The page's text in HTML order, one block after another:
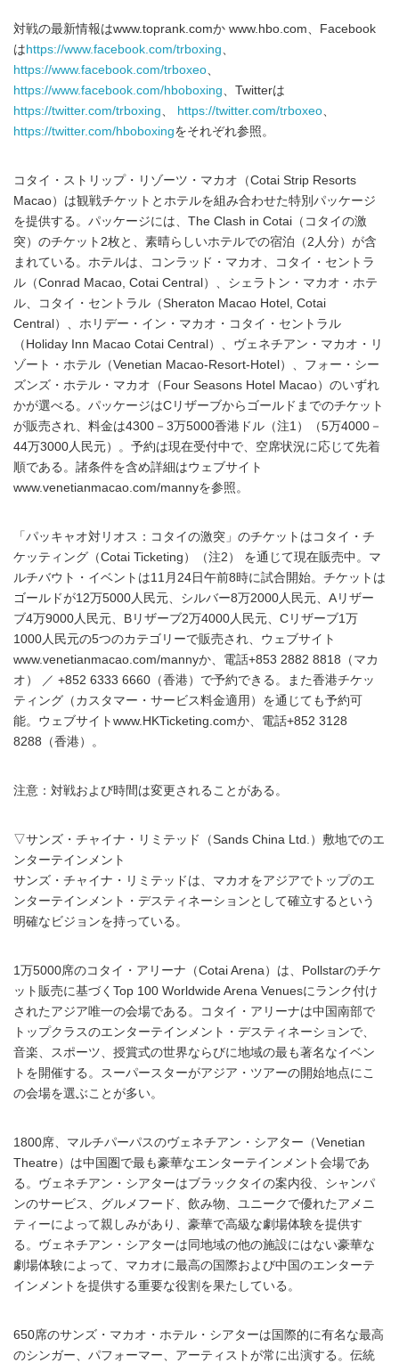
対戦の最新情報はwww.toprank.comか www.hbo.com、Facebook
は https://www.facebook.com/trboxing、
https://www.facebook.com/trboxeo、
https://www.facebook.com/hboboxing、Twitterは
https://twitter.com/trboxing、 https://twitter.com/trboxeo、
https://twitter.com/hboboxingをそれぞれ参照。
コタイ・ストリップ・リゾーツ・マカオ（Cotai Strip Resorts
Macao）は観戦チケットとホテルを組み合わせた特別パッケージ
を提供する。パッケージには、The Clash in Cotai（コタイの激
突）のチケット2枚と、素晴らしいホテルでの宿泊（2人分）が含
まれている。ホテルは、コンラッド・マカオ、コタイ・セントラ
ル（Conrad Macao, Cotai Central）、シェラトン・マカオ・ホテ
ル、コタイ・セントラル（Sheraton Macao Hotel, Cotai
Central）、ホリデー・イン・マカオ・コタイ・セントラル
（Holiday Inn Macao Cotai Central）、ヴェネチアン・マカオ・リ
ゾート・ホテル（Venetian Macao-Resort-Hotel）、フォー・シー
ズンズ・ホテル・マカオ（Four Seasons Hotel Macao）のいずれ
かが選べる。パッケージはCリザーブからゴールドまでのチケット
が販売され、料金は4300－3万5000香港ドル（注1）（5万4000－
44万3000人民元）。予約は現在受付中で、空席状況に応じて先着
順である。諸条件を含め詳細はウェブサイト
www.venetianmacao.com/mannyを参照。
「パッキャオ対リオス：コタイの激突」のチケットはコタイ・チ
ケッティング（Cotai Ticketing）（注2） を通じて現在販売中。マ
ルチバウト・イベントは11月24日午前8時に試合開始。チケットは
ゴールドが12万5000人民元、シルバー8万2000人民元、Aリザー
ブ4万9000人民元、Bリザーブ2万4000人民元、Cリザーブ1万
1000人民元の5つのカテゴリーで販売され、ウェブサイト
www.venetianmacao.com/mannyか、電話+853 2882 8818（マカ
オ） ／ +852 6333 6660（香港）で予約できる。また香港チケッ
ティング（カスタマー・サービス料金適用）を通じても予約可
能。ウェブサイトwww.HKTicketing.comか、電話+852 3128
8288（香港）。
注意：対戦および時間は変更されることがある。
▽サンズ・チャイナ・リミテッド（Sands China Ltd.）敷地でのエ
ンターテインメント
サンズ・チャイナ・リミテッドは、マカオをアジアでトップのエ
ンターテインメント・デスティネーションとして確立するという
明確なビジョンを持っている。
1万5000席のコタイ・アリーナ（Cotai Arena）は、Pollstarのチケ
ット販売に基づくTop 100 Worldwide Arena Venuesにランク付け
されたアジア唯一の会場である。コタイ・アリーナは中国南部で
トップクラスのエンターテインメント・デスティネーションで、
音楽、スポーツ、授賞式の世界ならびに地域の最も著名なイベン
トを開催する。スーパースターがアジア・ツアーの開始地点にこ
の会場を選ぶことが多い。
1800席、マルチパーパスのヴェネチアン・シアター（Venetian
Theatre）は中国圏で最も豪華なエンターテインメント会場であ
る。ヴェネチアン・シアターはブラックタイの案内役、シャンパ
ンのサービス、グルメフード、飲み物、ユニークで優れたアメニ
ティーによって親しみがあり、豪華で高級な劇場体験を提供す
る。ヴェネチアン・シアターは同地域の他の施設にはない豪華な
劇場体験によって、マカオに最高の国際および中国のエンターテ
インメントを提供する重要な役割を果たしている。
650席のサンズ・マカオ・ホテル・シアターは国際的に有名な最高
のシンガー、パフォーマー、アーティストが常に出演する。伝統